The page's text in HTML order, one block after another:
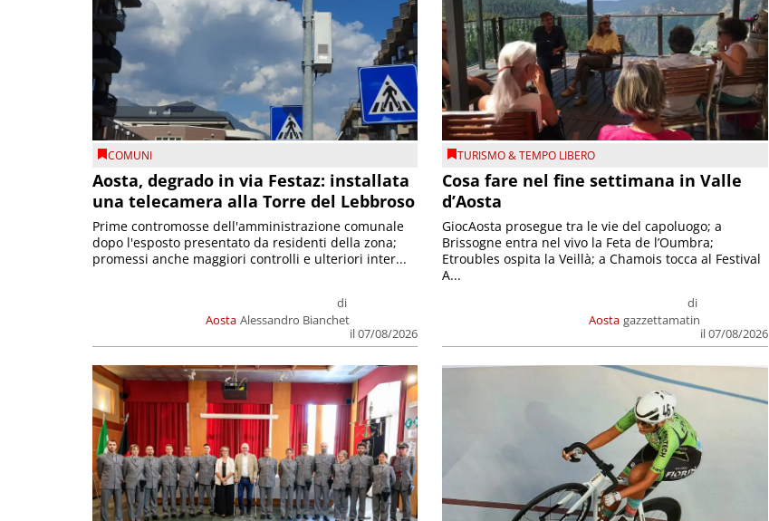
COMUNI
Aosta, degrado in via Festaz: installata
una telecamera alla Torre del Lebbroso
Aosta
di
Alessandro Bianchet
il 07/08/2026
Prime contromosse dell'amministrazione comunale
dopo l'esposto presentato da residenti della zona;
promessi anche maggiori controlli e ulteriori inter...
TURISMO & TEMPO LIBERO
Cosa fare nel fine settimana in Valle
d’Aosta
Aosta
di
gazzettamatin
il 07/08/2026
GiocAosta prosegue tra le vie del capoluogo; a
Brissogne entra nel vivo la Feta de l’Oumbra;
Etroubles ospita la Veillà; a Chamois tocca al Festival
A...